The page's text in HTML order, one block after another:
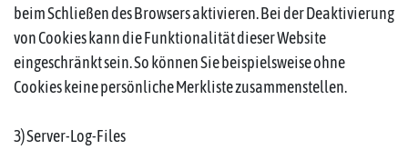
beim Schließen des Browsers aktivieren. Bei der Deaktivierung
von Cookies kann die Funktionalität dieser Website
eingeschränkt sein. So können Sie beispielsweise ohne
Cookies keine persönliche Merkliste zusammenstellen.
3) Server-Log-Files